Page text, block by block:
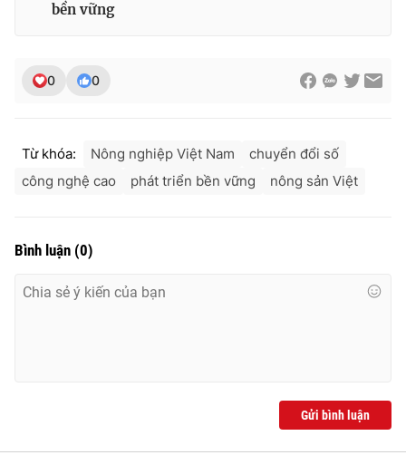
bền vững
0 0
Từ khóa: Nông nghiệp Việt Nam
chuyển đổi số
công nghệ cao
phát triển bền vững nông sản Việt
Bình luận (0)
Gửi bình luận